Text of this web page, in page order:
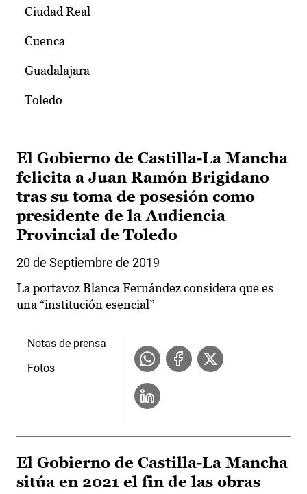
Ciudad Real
Cuenca
Guadalajara
Toledo
El Gobierno de Castilla-La Mancha
felicita a Juan Ramón Brigidano
tras su toma de posesión como
presidente de la Audiencia
Provincial de Toledo
20 de Septiembre de 2019
La portavoz Blanca Fernández considera que es
una “institución esencial”
Notas de prensa
Fotos
El Gobierno de Castilla-La Mancha
sitúa en 2021 el fin de las obras